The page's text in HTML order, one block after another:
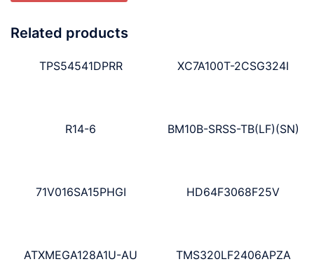
Related products
TPS54541DPRR XC7A100T-2CSG324I
R14-6 BM10B-SRSS-TB(LF)(SN)
71V016SA15PHGI HD64F3068F25V
ATXMEGA128A1U-AU TMS320LF2406APZA